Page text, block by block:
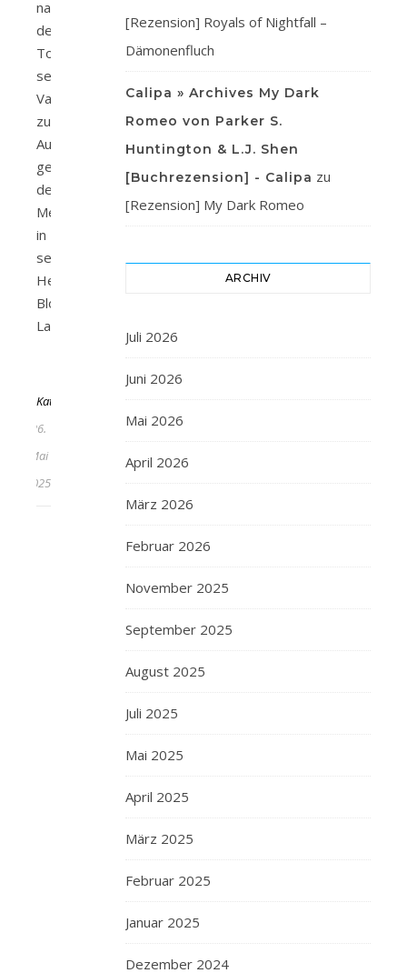
nach
dem
Tod
seines
Vaters
zur
Aufgabe
gemacht,
den
Menschen
in
seiner
Heimatstadt
Blossom
Lake…
KathaFlauschi
26.
Mai
2025
[Rezension] Royals of Nightfall –
Dämonenfluch
Calipa » Archives My Dark
Romeo von Parker S.
Huntington & L.J. Shen
[Buchrezension] - Calipa zu
[Rezension] My Dark Romeo
ARCHIV
Juli 2026
Juni 2026
Mai 2026
April 2026
März 2026
Februar 2026
November 2025
September 2025
August 2025
Juli 2025
Mai 2025
April 2025
März 2025
Februar 2025
Januar 2025
Dezember 2024